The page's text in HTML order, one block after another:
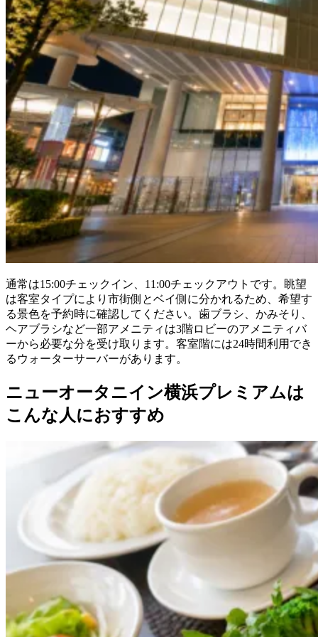
通常は15:00チェックイン、11:00チェックアウトです。眺望
は客室タイプにより市街側とベイ側に分かれるため、希望す
る景色を予約時に確認してください。歯ブラシ、かみそり、
ヘアブラシなど一部アメニティは3階ロビーのアメニティバ
ーから必要な分を受け取ります。客室階には24時間利用でき
るウォーターサーバーがあります。
ニューオータニイン横浜プレミアムは
こんな人におすすめ